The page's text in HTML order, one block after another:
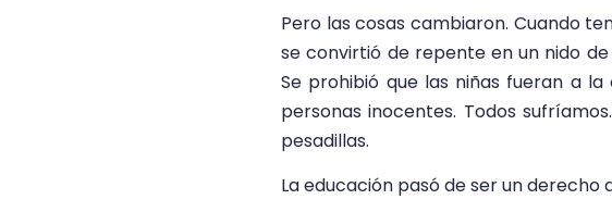
Pero las cosas cambiaron. Cuando
se convirtió de repente en un nido
Se prohibió que las niñas fueran a
personas inocentes. Todos
pesadillas.
La educación pasó de ser un derecho